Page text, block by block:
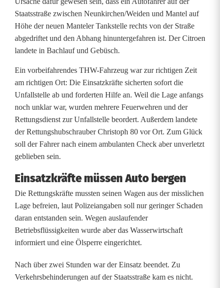
n
s
a
t
z
b
e
i
a
n
t
e
l
:
Staatsstraße zwischen Neunkirchen/Weiden und Mantel auf
Höhe der neuen Manteler Tankstelle rechts von der Straße
abgedriftet und den Abhang hinuntergefahren ist. Der Citroen
landete in Bachlauf und Gebüsch.
Ein vorbeifahrendes THW-Fahrzeug war zur richtigen Zeit
am richtigen Ort: Die Einsatzkräfte sicherten sofort die
Unfallstelle ab und forderten Hilfe an. Weil die Lage anfangs
noch unklar war, wurden mehrere Feuerwehren und der
Rettungsdienst zur Unfallstelle beordert. Außerdem landete
der Rettungshubschrauber Christoph 80 vor Ort. Zum Glück
soll der Fahrer nach einem ambulanten Check aber unverletzt
geblieben sein.
Einsatzkräfte müssen Auto bergen
Die Rettungskräfte mussten seinen Wagen aus der misslichen
Lage befreien, laut Polizeiangaben soll nur geringer Schaden
daran entstanden sein. Wegen auslaufender
Betriebsflüssigkeiten wurde aber das Wasserwirtschaft
informiert und eine Ölsperre eingerichtet.
Nach über zwei Stunden war der Einsatz beendet. Zu
Verkehrsbehinderungen auf der Staatsstraße kam es nicht.